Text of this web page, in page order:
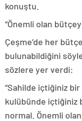
konuştu.
“Önemli olan
Çeşme’de her
bulunabildiğini
sözlere yer verdi:
“Sahilde içtiğiniz
kulübünde içtiğiniz
normal. Önemli